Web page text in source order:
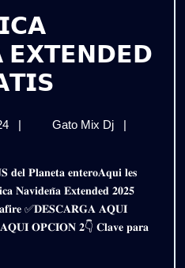
𝗘𝗫𝗧𝗘𝗡𝗗𝗘𝗗
𝟮𝟬𝟮𝟱
|
19
de
2024
| Gato Mix Dj
𝗣𝗔𝗖𝗞
𝟮𝟬𝟮𝟱
|
𝗚𝗥𝗔𝗧𝗜𝗦
|
𝐍𝐚𝐯𝐢𝐝𝐞𝐧̃𝐚 𝐄𝐱𝐭𝐞𝐧𝐝𝐞𝐝 𝟐𝟎𝟐𝟓
✅𝐃𝐄𝐒𝐂𝐀𝐑𝐆𝐀 𝐀𝐐𝐔𝐈
𝐎𝐏𝐂𝐈𝐎𝐍 𝟐👇 𝐂𝐥𝐚𝐯𝐞 𝐩𝐚𝐫𝐚